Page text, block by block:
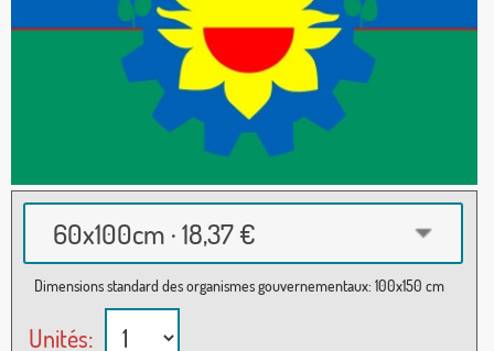
60x100cm · 18,37 €
Dimensions standard des organismes gouvernementaux: 100x150 cm
Unités: